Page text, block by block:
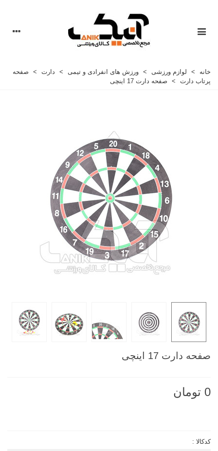
خانه > لوازم ورزشی > ورزش های انفرادی و تیمی > دارت >
صفحه
پرتاب دارت
> صفحه دارت 17 اینچی
صفحه دارت 17 اینچی
0 تومان
کدکالا :